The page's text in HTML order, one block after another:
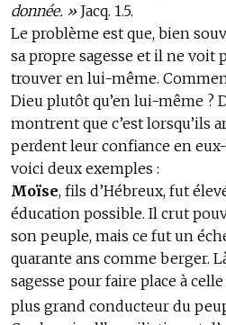
donnée. » Jacq. 1.5.
Le problème est que, bien
sa propre sagesse et il ne voit
trouver en lui-même.
Dieu plutôt qu’en lui-même ?
montrent que c’est lorsqu’ils
perdent leur confiance en
voici deux exemples :
Moïse, fils d’Hébreux, fut
éducation possible. Il crut
son peuple, mais ce fut un
quarante ans comme berger.
sagesse pour faire place à
plus grand conducteur du